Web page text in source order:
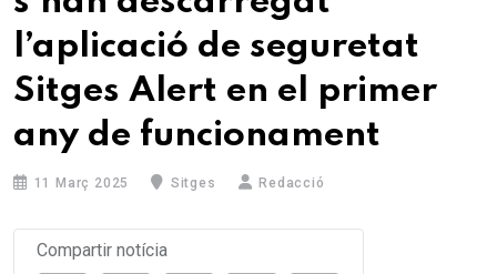
l’aplicació de seguretat
Sitges Alert en el primer
any de funcionament
11 Març 2025 Sitges Redacció
Compartir notícia